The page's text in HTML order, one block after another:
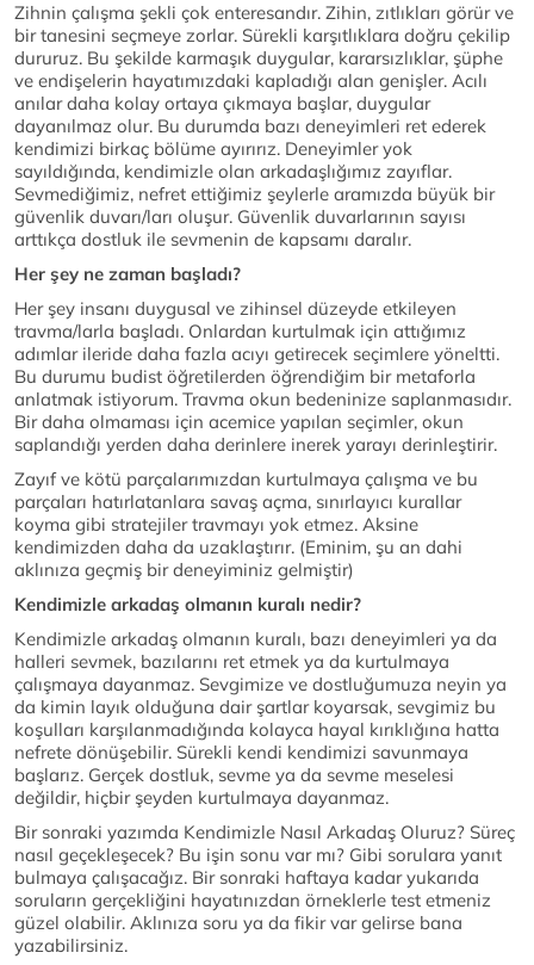
Zihnin çalışma şekli çok enteresandır. Zihin, zıtlıkları görür ve
bir tanesini seçmeye zorlar. Sürekli karşıtlıklara doğru çekilip
dururuz. Bu şekilde karmaşık duygular, kararsızlıklar, şüphe
ve endişelerin hayatımızdaki kapladığı alan genişler. Acılı
anılar daha kolay ortaya çıkmaya başlar, duygular
dayanılmaz olur. Bu durumda bazı deneyimleri ret ederek
kendimizi birkaç bölüme ayırırız. Deneyimler yok
sayıldığında, kendimizle olan arkadaşlığımız zayıflar.
Sevmediğimiz, nefret ettiğimiz şeylerle aramızda büyük bir
güvenlik duvarı/ları oluşur. Güvenlik duvarlarının sayısı
arttıkça dostluk ile sevmenin de kapsamı daralır.
Her şey ne zaman başladı?
Her şey insanı duygusal ve zihinsel düzeyde etkileyen
travma/larla başladı. Onlardan kurtulmak için attığımız
adımlar ileride daha fazla acıyı getirecek seçimlere yöneltti.
Bu durumu budist öğretilerden öğrendiğim bir metaforla
anlatmak istiyorum. Travma okun bedeninize saplanmasıdır.
Bir daha olmaması için acemice yapılan seçimler, okun
saplandığı yerden daha derinlere inerek yarayı derinleştirir.
Zayıf ve kötü parçalarımızdan kurtulmaya çalışma ve bu
parçaları hatırlatanlara savaş açma, sınırlayıcı kurallar
koyma gibi stratejiler travmayı yok etmez. Aksine
kendimizden daha da uzaklaştırır. (Eminim, şu an dahi
aklınıza geçmiş bir deneyiminiz gelmiştir)
Kendimizle arkadaş olmanın kuralı nedir?
Kendimizle arkadaş olmanın kuralı, bazı deneyimleri ya da
halleri sevmek, bazılarını ret etmek ya da kurtulmaya
çalışmaya dayanmaz. Sevgimize ve dostluğumuza neyin ya
da kimin layık olduğuna dair şartlar koyarsak, sevgimiz bu
koşulları karşılanmadığında kolayca hayal kırıklığına hatta
nefrete dönüşebilir. Sürekli kendi kendimizi savunmaya
başlarız. Gerçek dostluk, sevme ya da sevme meselesi
değildir, hiçbir şeyden kurtulmaya dayanmaz.
Bir sonraki yazımda Kendimizle Nasıl Arkadaş Oluruz? Süreç
nasıl geçekleşecek? Bu işin sonu var mı? Gibi sorulara yanıt
bulmaya çalışacağız. Bir sonraki haftaya kadar yukarıda
soruların gerçekliğini hayatınızdan örneklerle test etmeniz
güzel olabilir. Aklınıza soru ya da fikir var gelirse bana
yazabilirsiniz.